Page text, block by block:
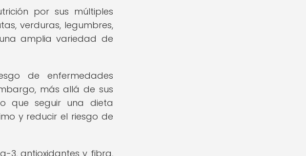
por sus múltiples
verduras, legumbres,
amplia variedad de
de enfermedades
más allá de sus
que seguir una dieta
y reducir el riesgo de
3, antioxidantes y fibra,